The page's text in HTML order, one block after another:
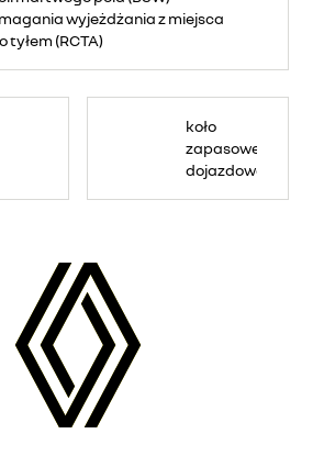
wyjeżdżania z miejsca
(RCTA)
koło
zapasowe
dojazdowe